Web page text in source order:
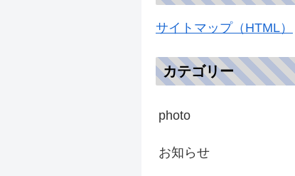
サイトマップ（HTML）
カテゴリー
photo
お知らせ